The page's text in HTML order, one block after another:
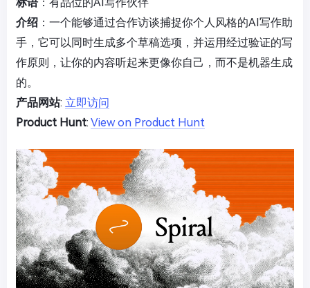
介绍 ：一个能够通过合作访谈捕捉你个人风格的AI写作助
手，它可以同时生成多个草稿选项，并运用经过验证的写
作原则，让你的内容听起来更像你自己，而不是机器生成
的。
产品网站: 立即访问
Product Hunt: View on Product Hunt